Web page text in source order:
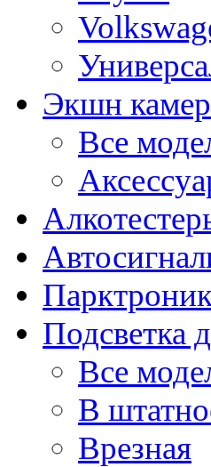
Экшн
Все
Подсветка
Все
В
Врезная